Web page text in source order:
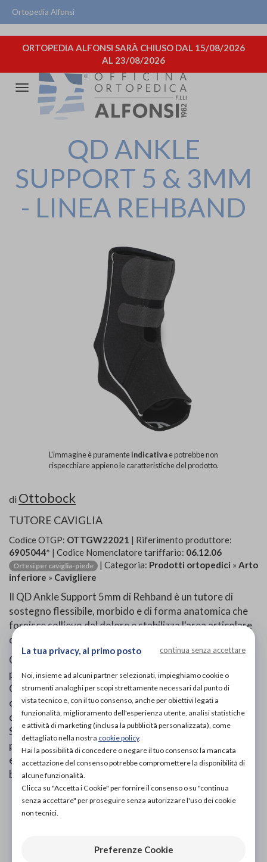
Ortopedia Alfonsi
ORTOPEDIA ALFONSI SARÀ CHIUSO DAL 15/08/2026
AL 23/08/2026
Attiva/disattiva
navigazione
QD ANKLE
SUPPORT 5 & 3MM
- LINEA REHBAND
L'immagine è puramenteindicativae potrebbe non
rispecchiare appieno le caratteristiche del prodotto.
di Ottobock
TUTORE CAVIGLIA
Codice OTGP: OTTGW22021 | Riferimento produttore:
6905044* | Codice Nomenclatore tariffario: 06.12.06
Ortesi per caviglia-piede | Categoria: Prodotti ortopedici » Arto
inferiore » Cavigliere
Il QD Ankle Support 5mm di Rehband è un tutore di
sostegno flessibile, morbido e di forma anatomica che
fornisce sollievo dal dolore e stabilizza l'area articolare
della caviglia.
Questo tutore è stato progettato per proteggere il
piede da future lesioni e migliorare il recupero.
Questo tutore fornisce un'eccellente compressione e
calore che migliora la circolazione e riduce la rigidità
dell'articolazione.
Se il comfort è qualcosa che cercate, notate che questo
prodotto è dotato di una chiusura regolabile con gancio
e anello, che permette all'utente di regolare la fascia in
base alla sua individuale vestibilità.
PROVA E ACQUISTA IN NEGOZIO
DA20,00€
NON DISPONIBILE
La tua privacy, al primo posto continua senza accettare
Noi, insieme ad alcuni partner selezionati, impieghiamo cookie o
strumenti analoghi per scopi strettamente necessari dal punto di
vista tecnico e, con il tuo consenso, anche per obiettivi legati a
funzionalità, miglioramento dell'esperienza utente, analisi statistiche
e attività di marketing (inclusa la pubblicità personalizzata), come
dettagliato nella nostra cookie policy.
Hai la possibilità di concedere o negare il tuo consenso: la mancata
accettazione del consenso potrebbe compromettere la disponibilità di
alcune funzionalità.
Clicca su "Accetta i Cookie" per fornire il consenso o su "continua
senza accettare" per proseguire senza autorizzare l'uso dei cookie
non tecnici.
Preferenze Cookie